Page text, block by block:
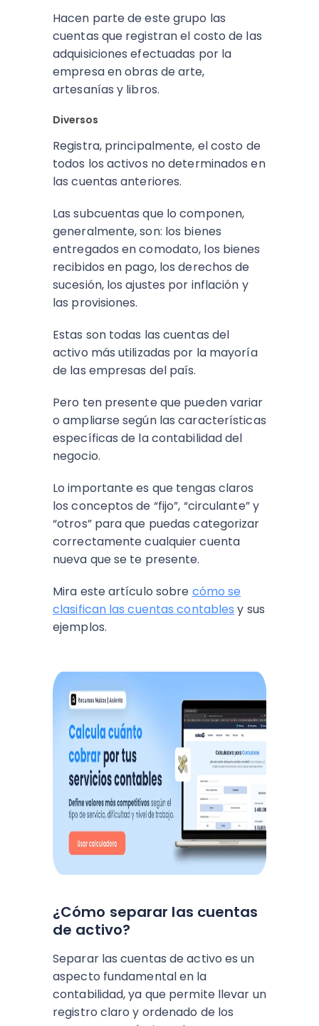
Hacen parte de este grupo las
cuentas que registran el costo de las
adquisiciones efectuadas por la
empresa en obras de arte,
artesanías y libros.
Diversos
Registra, principalmente, el costo de
todos los activos no determinados en
las cuentas anteriores.
Las subcuentas que lo componen,
generalmente, son: los bienes
entregados en comodato, los bienes
recibidos en pago, los derechos de
sucesión, los ajustes por inflación y
las provisiones.
Estas son todas las cuentas del
activo más utilizadas por la mayoría
de las empresas del país.
Pero ten presente que pueden variar
o ampliarse según las características
específicas de la contabilidad del
negocio.
Lo importante es que tengas claros
los conceptos de “fijo”, “circulante” y
“otros” para que puedas categorizar
correctamente cualquier cuenta
nueva que se te presente.
Mira este artículo sobre cómo se
clasifican las cuentas contables y sus
ejemplos.
¿Cómo separar las cuentas
de activo?
Separar las cuentas de activo es un
aspecto fundamental en la
contabilidad, ya que permite llevar un
registro claro y ordenado de los